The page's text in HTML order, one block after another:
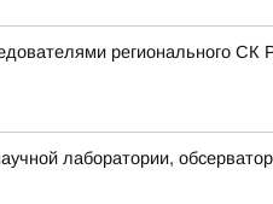
регионального СК
лаборатории,